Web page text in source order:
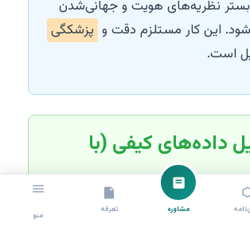
مشاوره تعرفه
منو
بستر نظریه‌های هویت و جهانی‌شدن
این کار مستلزم دقت و پزشکگی
است.
داده‌های کیفی (با
داده:
پیاده‌سازی متنی مصاحبه‌ها،